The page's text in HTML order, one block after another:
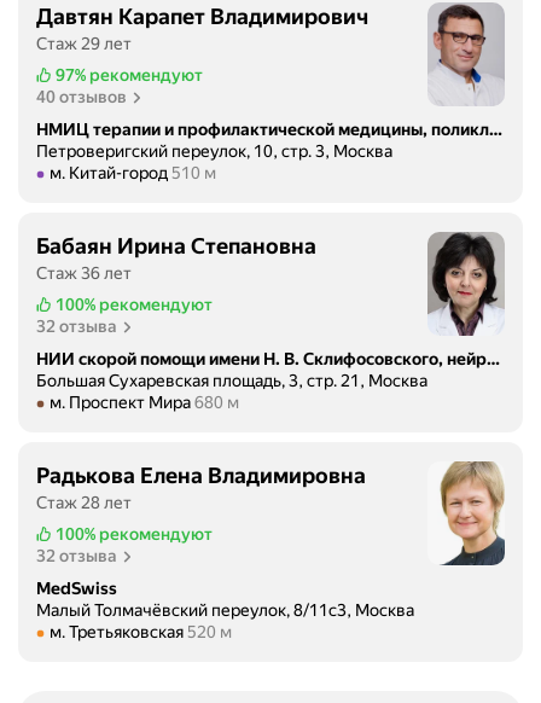
Давтян Карапет Владимирович
Стаж 29 лет
97% рекомендуют
40 отзывов
НМИЦ терапии и профилактической медицины, поликлиника
Петроверигский переулок, 10, стр. 3, Москва
Метро м. Китай-город Расстояние 510 м
м. Китай-город 510 м
Бабаян Ирина Степановна
Стаж 36 лет
100% рекомендуют
32 отзыва
НИИ скорой помощи имени Н. В. Склифосовского, нейрохирургическое отделение № 2
Большая Сухаревская площадь, 3, стр. 21, Москва
Метро м. Проспект Мира Расстояние 680 м
м. Проспект Мира 680 м
Радькова Елена Владимировна
Стаж 28 лет
100% рекомендуют
32 отзыва
MedSwiss
Малый Толмачёвский переулок, 8/11с3, Москва
Метро м. Третьяковская Расстояние 520 м
м. Третьяковская 520 м